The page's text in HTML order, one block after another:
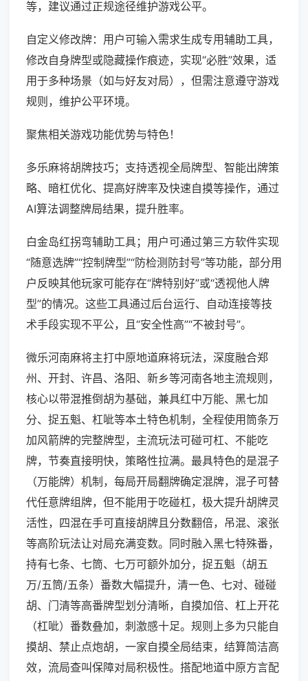
等，建议通过正规途径维护游戏公平。
自定义修改牌：用户可输入需求生成专用辅助工具，
修改自身牌型或隐藏操作痕迹，实现“必胜”效果，适
用于多种场景（如与好友对局），但需注意遵守游戏
规则，维护公平环境。
聚焦相关游戏功能优势与特色！
多乐麻将胡牌技巧；支持透视全局牌型、智能出牌策
略、暗杠优化、提高好牌率及快速自摸等操作，通过
AI算法调整牌局结果，提升胜率。
白金岛红拐弯辅助工具；用户可通过第三方软件实现
“随意选牌”“控制牌型”“防检测防封号”等功能，部分用
户反映其他玩家可能存在“牌特别好”或“透视他人牌
型”的情况。这些工具通过后台运行、自动连接等技
术手段实现不平公，且“安全性高”“不被封号”。
微乐河南麻将主打中原地道麻将玩法，深度融合郑
州、开封、许昌、洛阳、新乡等河南各地主流规则，
核心以带混推倒胡为基础，兼具红中万能、黑七加
分、捉五魁、杠呲等本土特色机制，全程使用筒条万
加风箭牌的完整牌型，主流玩法可碰可杠、不能吃
牌，节奏直接明快，策略性拉满。最具特色的是混子
（万能牌）机制，每局开局翻牌确定混牌，混子可替
代任意牌组牌，但不能用于吃碰杠，极大提升胡牌灵
活性，四混在手可直接胡牌且分数翻倍，吊混、滚张
等高阶玩法让对局充满变数。同时融入黑七特殊番，
持有七条、七筒、七万可额外加分，捉五魁（胡五
万/五筒/五条）番数大幅提升，清一色、七对、碰碰
胡、门清等高番牌型划分清晰，自摸加倍、杠上开花
（杠呲）番数叠加，刺激感十足。规则上多为只能自
摸胡、禁止点炮胡，一家自摸全局结束，结算简洁高
效，流局查叫保障对局积极性。搭配地道中原方言配